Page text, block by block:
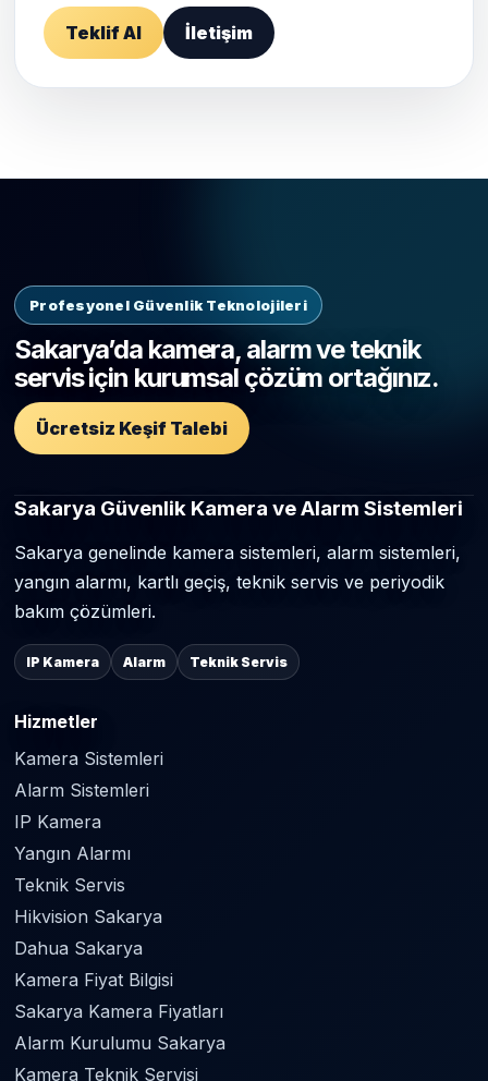
Teklif Al İletişim
Profesyonel Güvenlik Teknolojileri
Sakarya’da kamera, alarm ve teknik
servis için kurumsal çözüm ortağınız.
Ücretsiz Keşif Talebi
Sakarya Güvenlik Kamera ve Alarm Sistemleri
Sakarya genelinde kamera sistemleri, alarm sistemleri,
yangın alarmı, kartlı geçiş, teknik servis ve periyodik
bakım çözümleri.
IP Kamera Alarm Teknik Servis
Hizmetler
Kamera Sistemleri
Alarm Sistemleri
IP Kamera
Yangın Alarmı
Teknik Servis
Hikvision Sakarya
Dahua Sakarya
Kamera Fiyat Bilgisi
Sakarya Kamera Fiyatları
Alarm Kurulumu Sakarya
Kamera Teknik Servisi